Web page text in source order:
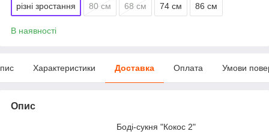
різні зростання 80 см 68 см 74 см 86 см
В наявності
Характеристики Доставка Оплата Умови
Опис
Боді-сукня "Кокос 2"